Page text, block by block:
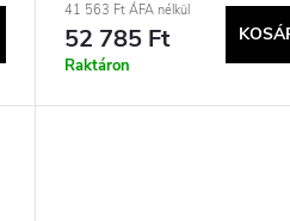
41 563 Ft ÁFA nélkül
52 785 Ft
Raktáron